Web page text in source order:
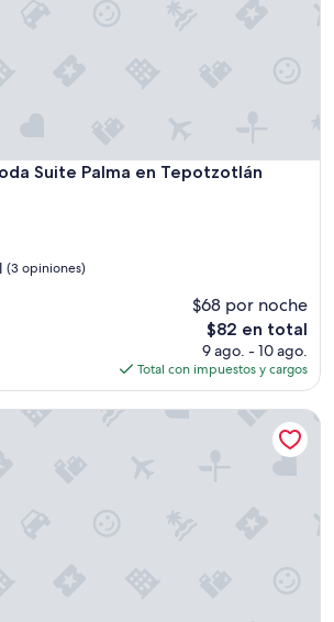
Suite Palma en Tepotzotlán
Palma en Tepotzotlán centro
(3 opiniones)
$68 por noche
El
precio
actual
es
de
$82 en total
9 ago. - 10 ago.
Total con impuestos y cargos
Nube en Tepotzotlán centro